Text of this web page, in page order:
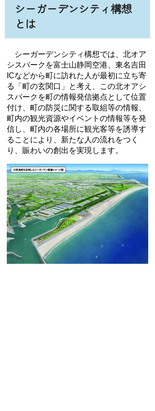
シーガーデンシティ構想
とは
シーガーデンシティ構想では、北オア
シスパークを富士山静岡空港、東名吉田
ICなどから町に訪れた人が最初に立ち寄
る「町の玄関口」と考え、この北オアシ
スパークを町の情報発信拠点として位置
付け、町の防災に関する取組等の情報、
町内の観光資源やイベントの情報等を発
信し、町内の各場所に観光客等を誘導す
ることにより、新たな人の流れをつく
り、賑わいの創出を実現します。